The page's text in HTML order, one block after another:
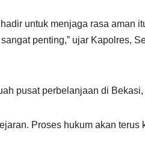
untuk menjaga rasa aman
penting,” ujar Kapolres,
pusat perbelanjaan di
Proses hukum akan terus